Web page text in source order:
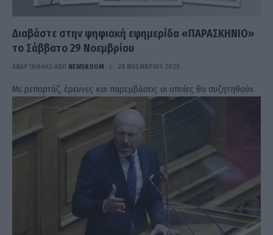
Διαβάστε στην ψηφιακή εφημερίδα «ΠΑΡΑΣΚΗΝΙΟ»
το Σάββατο 29 Νοεμβρίου
ΑΝΑΡΤΗΘΗΚΕ ΑΠΟ NEWSROOM 28 ΝΟΕΜΒΡΊΟΥ 2025
Με ρεπορτάζ, έρευνες και παρεμβάσεις οι οποίες θα συζητηθούν.